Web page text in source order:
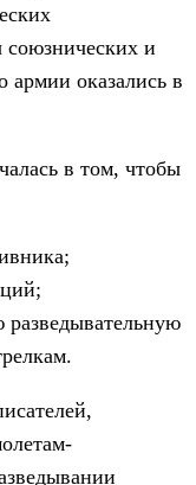
и
армии оказались в
в том, чтобы
разведывательную